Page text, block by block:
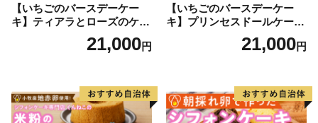
【いちごのバースデーケー
キ】ティアラとローズのケー
キ スイーツ デザート 洋菓
子 お取り寄せ 愛知県 小牧市
レーション ホールケーキ 日
時指定可
21,000円
【いちごのバースデーケー
キ】プリンセスドールケーキ
日時指定可 スイーツ デザー
ト 洋菓子 お取り寄せ 愛知県
デコレーションケーキ ホー
ルケーキ 人形 かわいい こど
も
21,000円